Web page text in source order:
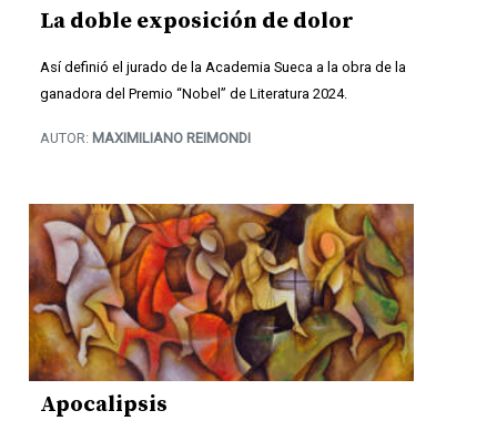
La doble exposición de dolor
Así definió el jurado de la Academia Sueca a la obra de la
ganadora del Premio “Nobel” de Literatura 2024.
AUTOR: MAXIMILIANO REIMONDI
Apocalipsis